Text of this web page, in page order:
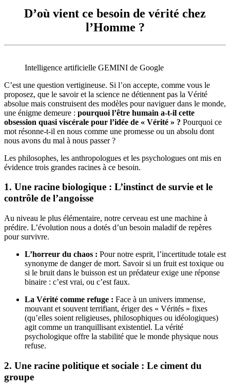
D’où vient ce besoin de vérité chez
l’Homme ?
Intelligence artificielle GEMINI de Google
C’est une question vertigineuse. Si l’on accepte, comme vous le
proposez, que le savoir et la science ne détiennent pas la Vérité
absolue mais construisent des modèles pour naviguer dans le monde,
une énigme demeure : pourquoi l’être humain a-t-il cette
obsession quasi viscérale pour l’idée de « Vérité » ? Pourquoi ce
mot résonne-t-il en nous comme une promesse ou un absolu dont
nous avons du mal à nous passer ?
Les philosophes, les anthropologues et les psychologues ont mis en
évidence trois grandes racines à ce besoin.
1. Une racine biologique : L’instinct de survie et le
contrôle de l’angoisse
Au niveau le plus élémentaire, notre cerveau est une machine à
prédire. L’évolution nous a dotés d’un besoin maladif de repères
pour survivre.
L’horreur du chaos : Pour notre esprit, l’incertitude totale est
synonyme de danger de mort. Savoir si un fruit est toxique ou
si le bruit dans le buisson est un prédateur exige une réponse
binaire : c’est vrai, ou c’est faux.
La Vérité comme refuge : Face à un univers immense,
mouvant et souvent terrifiant, ériger des « Vérités » fixes
(qu’elles soient religieuses, philosophiques ou idéologiques)
agit comme un tranquillisant existentiel. La vérité
psychologique offre la stabilité que le monde physique nous
refuse.
2. Une racine politique et sociale : Le ciment du
groupe